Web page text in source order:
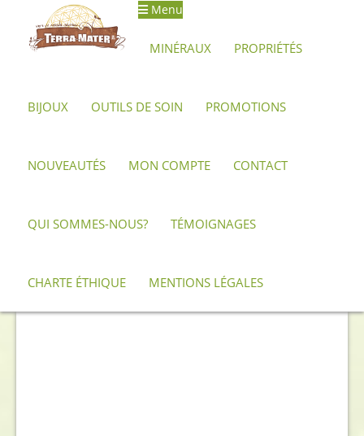
Aller
Aller
au
Menu
MINÉRAUX PROPRIÉTÉS
BIJOUX OUTILS DE SOIN PROMOTIONS
NOUVEAUTÉS MON COMPTE CONTACT
QUI SOMMES-NOUS? TÉMOIGNAGES
CHARTE ÉTHIQUE MENTIONS LÉGALES
Accueil Archives Pendentif de Lapis Lazuli poli – Qualité AA+